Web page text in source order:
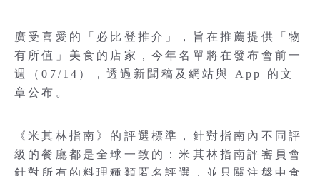
廣受喜愛的「必比登推介」，旨在推薦提供「物
有所值」美食的店家，今年名單將在發布會前一
週（07/14），透過新聞稿及網站與 App 的文
章公布。
《米其林指南》的評選標準，針對指南內不同評
級的餐廳都是全球一致的：米其林指南評審員會
針對所有的料理種類匿名評選，並只關注盤中食